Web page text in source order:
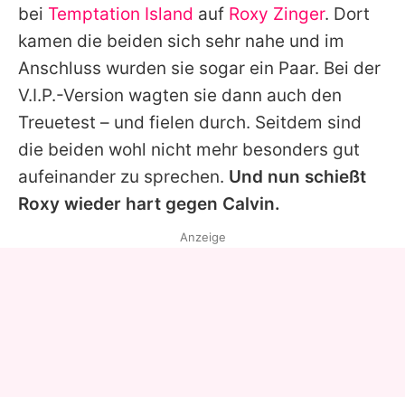
Datenschutzerklärung
Nutzungsbedingungen
Utiq verwalten
bei Temptation Island auf Roxy Zinger. Dort
kamen die beiden sich sehr nahe und im
Anschluss wurden sie sogar ein Paar. Bei der
V.I.P.-Version wagten sie dann auch den
Treuetest – und fielen durch. Seitdem sind
die beiden wohl nicht mehr besonders gut
aufeinander zu sprechen. Und nun schießt
Roxy wieder hart gegen Calvin.
Anzeige